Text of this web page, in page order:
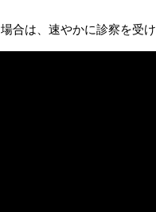
合は、速やかに診察を受